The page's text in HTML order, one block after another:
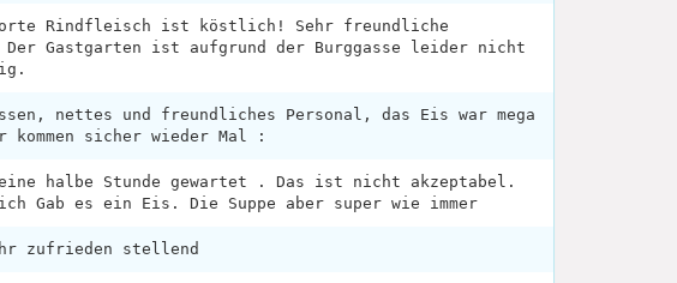
Rindfleisch ist köstlich! Sehr freundliche
Der Gastgarten ist aufgrund der Burggasse leider nicht
nettes und freundliches Personal, das Eis war mega
sicher wieder Mal :
eine halbe Stunde gewartet . Das ist nicht akzeptabel.
Gab es ein Eis. Die Suppe aber super wie immer
zufrieden stellend